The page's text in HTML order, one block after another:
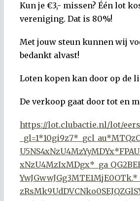
Kun je €3,- missen? Één lot
vereniging. Dat is 80%!
Met jouw steun kunnen wij
bedankt alvast!
Loten kopen kan door op de
De verkoop gaat door tot en
https://lot.clubactie.nl/lot/